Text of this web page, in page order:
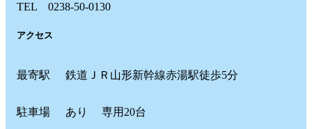
TEL 0238-50-0130
アクセス
最寄駅 鉄道ＪＲ山形新幹線赤湯駅徒歩5分
駐車場 あり 専用20台